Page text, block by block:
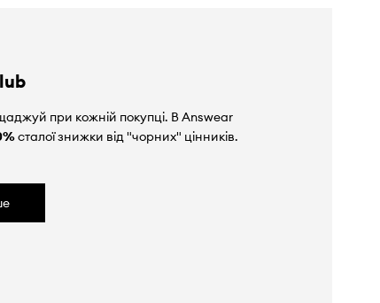
при кожній покупці. В Answear
сталої знижки від "чорних" цінників.